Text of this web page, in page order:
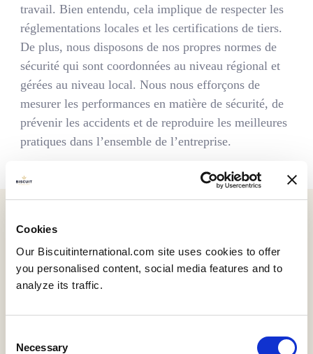
Cookies
Our Biscuitinternational.com site uses cookies to offer
you personalised content, social media features and to
analyze its traffic.
Selection
Necessary
travail. Bien entendu, cela implique de respecter les
réglementations locales et les certifications de tiers.
De plus, nous disposons de nos propres normes de
sécurité qui sont coordonnées au niveau régional et
gérées au niveau local. Nous nous efforçons de
mesurer les performances en matière de sécurité, de
prévenir les accidents et de reproduire les meilleures
pratiques dans l’ensemble de l’entreprise.